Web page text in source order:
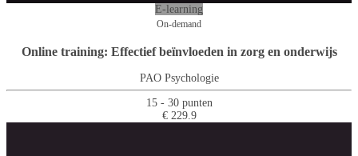
E-learning
On-demand
Online training: Effectief beïnvloeden in zorg en onderwijs
PAO Psychologie
15 - 30 punten
€ 229.9